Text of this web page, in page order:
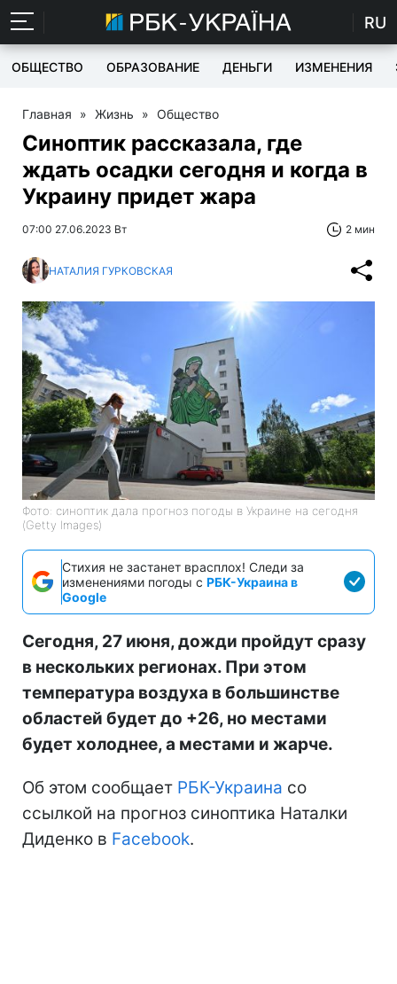
RU
ОБЩЕСТВО ОБРАЗОВАНИЕ ДЕНЬГИ ИЗМЕНЕНИЯ
Главная » Жизнь » Общество
Синоптик рассказала, где
ждать осадки сегодня и когда в
Украину придет жара
07:00 27.06.2023 Вт 2 мин
НАТАЛИЯ ГУРКОВСКАЯ
Фото: синоптик дала прогноз погоды в Украине на сегодня
(Getty Images)
Стихия не застанет врасплох! Следи за
изменениями погоды с РБК-Украина в
Google
Сегодня, 27 июня, дожди пройдут сразу
в нескольких регионах. При этом
температура воздуха в большинстве
областей будет до +26, но местами
будет холоднее, а местами и жарче.
Об этом сообщает РБК-Украина со
ссылкой на прогноз синоптика Наталки
Диденко в Facebook.